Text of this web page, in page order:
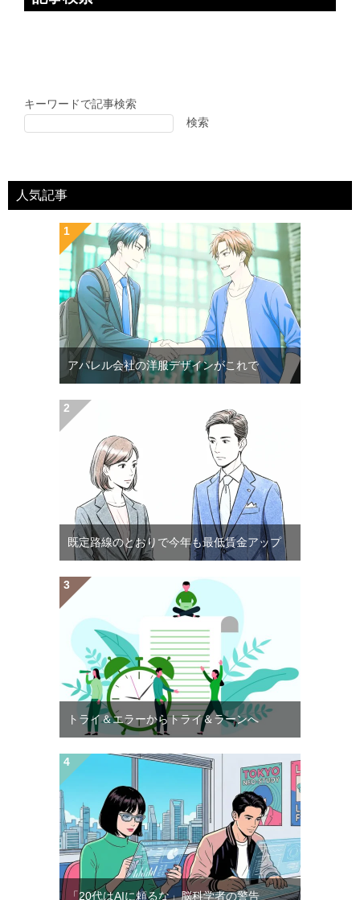
キーワードで記事検索
検索
人気記事
アパレル会社の洋服デザインがこれで
既定路線のとおりで今年も最低賃金アップ
トライ＆エラーからトライ＆ラーンへ
「20代はAIに頼るな」脳科学者の警告